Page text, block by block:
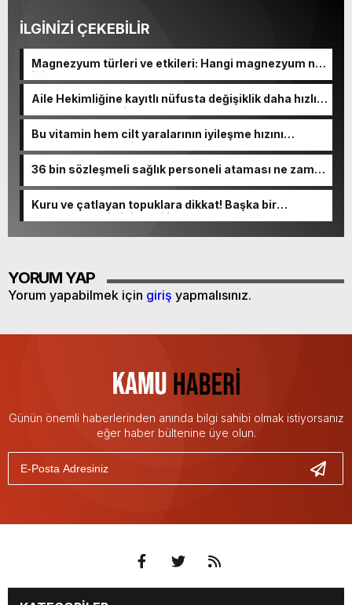
İLGİNİZİ ÇEKEBİLİR
Magnezyum türleri ve etkileri: Hangi magnezyum ne
için kullanılır
Aile Hekimliğine kayıtlı nüfusta değişiklik daha hızlı
ve kolay hale geliyor
Bu vitamin hem cilt yaralarının iyileşme hızını
artırıyor hem de cilde canlılık katıyor!
36 bin sözleşmeli sağlık personeli ataması ne zaman
Kuru ve çatlayan topuklara dikkat! Başka bir
hastalığın belirtisi olabilir…
YORUM YAP
Yorum yapabilmek için giriş yapmalısınız.
Günün önemli haberlerinden anında bilgi sahibi olmak istiyorsanız
eğer haber bültenine üye olun.